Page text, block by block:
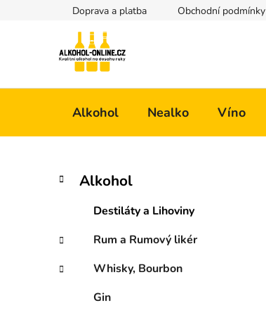
Doprava a platba Obchodní podmínky
Alkohol Nealko Víno
P
r
a
Přeskočit
kategorie
K
a
g
o
r
Alkohol
Destiláty a Lihoviny
Rum a Rumový likér
Whisky, Bourbon
Gin